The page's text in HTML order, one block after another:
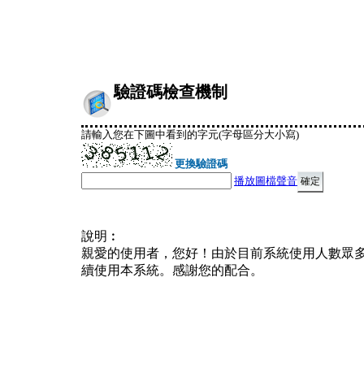
驗證碼檢查機制
請輸入您在下圖中看到的字元(字母區分大小寫)
更換驗證碼
播放圖檔聲音
說明︰
親愛的使用者，您好！由於目前系統使用人數眾
續使用本系統。感謝您的配合。